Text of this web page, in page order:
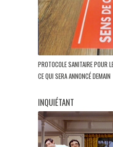
PROTOCOLE SANITAIRE POUR
CE QUI SERA ANNONCÉ DEMAIN
INQUIÉTANT